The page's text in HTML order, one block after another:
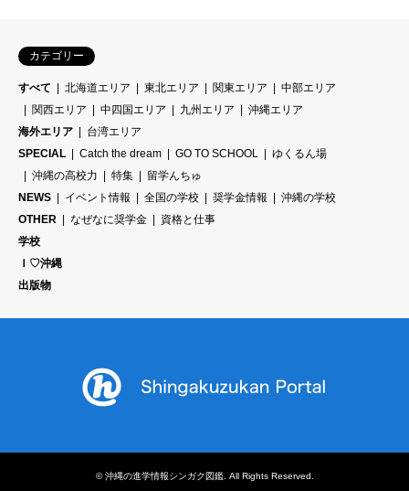
カテゴリー
すべて 北海道エリア 東北エリア 関東エリア
中部エリア
関西エリア
中四国エリア 九州エリア
沖縄エリア
海外エリア
台湾エリア
SPECIAL
Catch the dream GO TO SCHOOL
ゆくるん場
沖縄の高校力
特集
留学んちゅ
NEWS
イベント情報 全国の学校 奨学金情報
沖縄の学校
OTHER
なぜなに奨学金
資格と仕事
学校
Ｉ♡沖縄
出版物
©沖縄の進学情報シンガク図鑑. All Rights Reserved.